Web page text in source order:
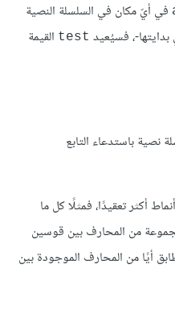
في أيّ مكان في السلسلة النصية
، فسيُعيد test القيمة
أكثر تعقيدًا، فمثلًا كل ما
من المحارف بين قوسين
أيًا من المحارف الموجودة بين